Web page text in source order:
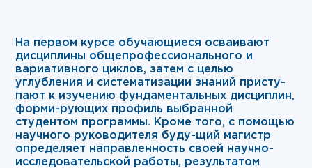
На первом курсе обучающиеся осваивают
дисциплины общепрофессионального и
вариативного циклов, затем с целью
углубления и систематизации знаний присту-
пают к изучению фундаментальных дисциплин,
форми-рующих профиль выбранной
студентом программы. Кроме того, с помощью
научного руководителя буду-щий магистр
определяет направленность своей научно-
исследовательской работы, результатом